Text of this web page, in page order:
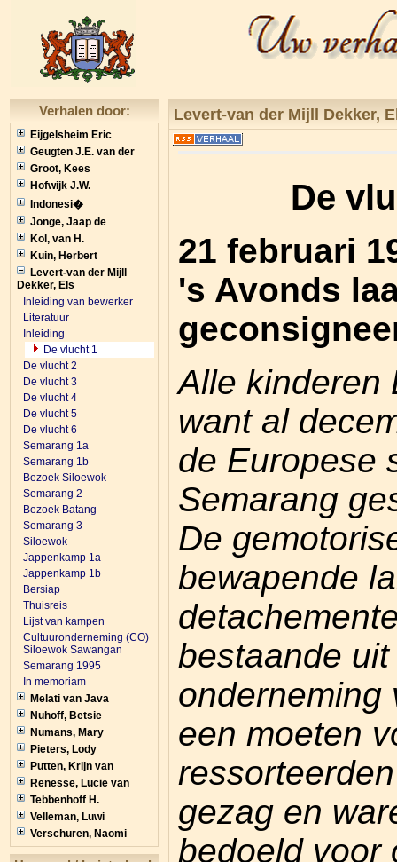
Verhalen door:
Eijgelsheim Eric
Geugten J.E. van der
Groot, Kees
Hofwijk J.W.
Indonesi�
Jonge, Jaap de
Kol, van H.
Kuin, Herbert
Levert-van der Mijll
Dekker, Els
Inleiding van bewerker
Literatuur
Inleiding
De vlucht 1
De vlucht 2
De vlucht 3
De vlucht 4
De vlucht 5
De vlucht 6
Semarang 1a
Semarang 1b
Bezoek Siloewok
Semarang 2
Bezoek Batang
Semarang 3
Siloewok
Jappenkamp 1a
Jappenkamp 1b
Bersiap
Thuisreis
Lijst van kampen
Cultuuronderneming (CO)
Siloewok Sawangan
Semarang 1995
In memoriam
Melati van Java
Nuhoff, Betsie
Numans, Mary
Pieters, Lody
Putten, Krijn van
Renesse, Lucie van
Tebbenhoff H.
Velleman, Luwi
Verschuren, Naomi
Levert-van der Mijll Dekker,
De
21 februari
's Avonds
Alle kinderen
want al
de Europese
Semarang
De
bewapende
bestaande
onderneming
een moeten
gezag en
bedoeld voor